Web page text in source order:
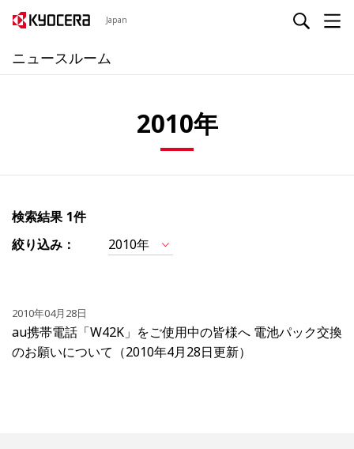
Japan
ニュースルーム
2010年
検索結果 1件
絞り込み：
2010年
2010年04月28日
au携帯電話「W42K」をご使用中の皆様へ 電池パック交換
のお願いについて（2010年4月28日更新）